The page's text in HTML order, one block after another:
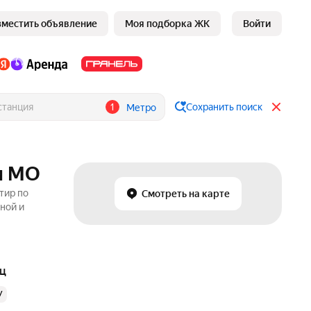
объявление Моя подборка ЖК Войти
1 Метро Сохранить поиск
Смотреть на карте
МО
по
и